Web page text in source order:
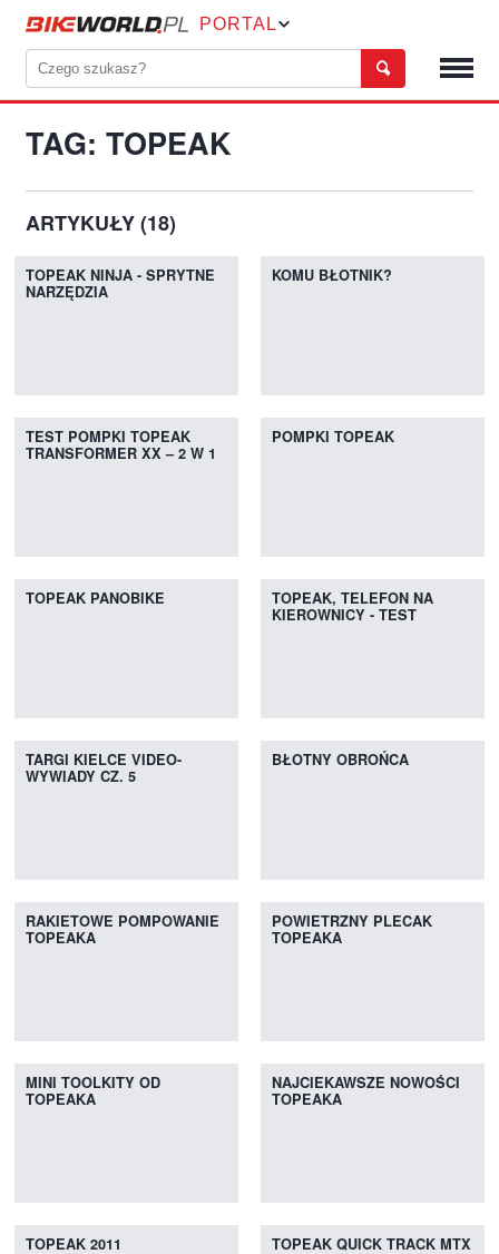
PORTAL
TAG: TOPEAK
ARTYKUŁY (18)
TOPEAK NINJA - SPRYTNE
NARZĘDZIA
KOMU BŁOTNIK?
TEST POMPKI TOPEAK
TRANSFORMER XX – 2 W 1
POMPKI TOPEAK
TOPEAK PANOBIKE
TOPEAK, TELEFON NA
KIEROWNICY - TEST
TARGI KIELCE VIDEO-
WYWIADY CZ. 5
BŁOTNY OBROŃCA
RAKIETOWE POMPOWANIE
TOPEAKA
POWIETRZNY PLECAK
TOPEAKA
MINI TOOLKITY OD
TOPEAKA
NAJCIEKAWSZE NOWOŚCI
TOPEAKA
TOPEAK 2011 TOPEAK QUICK TRACK MTX